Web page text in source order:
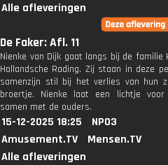
Alle afleveringen
De Faker: Afl. 11
Nienke van Dijk gaat langs bij de familie
Hollandsche Rading. Zij staan in deze
samenzijn stil bij het verlies van hun
broertje. Nienke laat een lichtje
samen met de ouders.
15-12-2025 18:25
NPO3
Amusement.TV
Mensen.TV
Alle afleveringen